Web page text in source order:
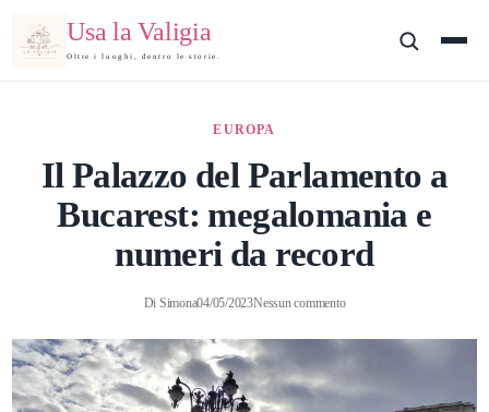
Usa la Valigia
Oltre i luoghi, dentro le storie.
EUROPA
Il Palazzo del Parlamento a
Bucarest: megalomania e
numeri da record
Di Simona04/05/2023Nessun commento